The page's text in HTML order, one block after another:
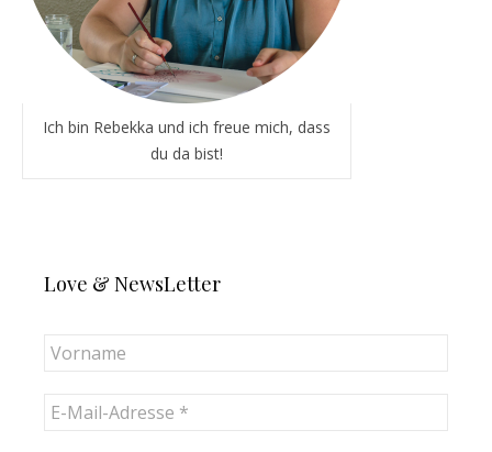
Ich bin Rebekka und ich freue mich, dass
du da bist!
Love & NewsLetter